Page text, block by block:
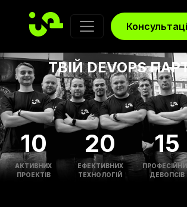
ТВІЙ DEVOPS
10
АКТИВНИХ
ПРОЕКТІВ
20
ЕФЕКТИВНИХ
ТЕХНОЛОГІЙ
15
ДЕВОПСІВ